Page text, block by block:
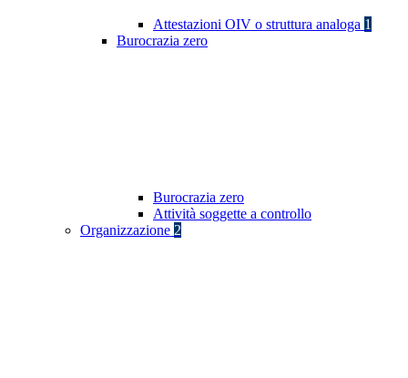
Attestazioni OIV o struttura analoga 1
Burocrazia zero
Burocrazia zero
Attività soggette a controllo
Organizzazione 2